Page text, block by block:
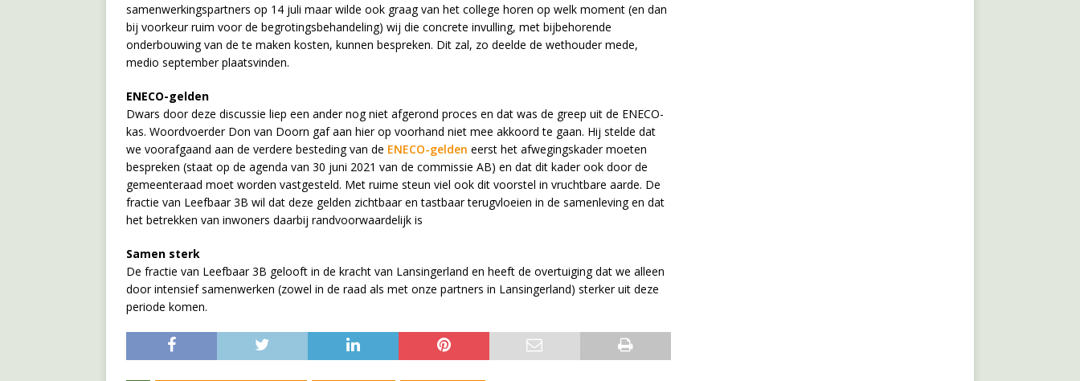
samenwerkingspartners op 14 juli maar wilde ook graag van het college horen op welk moment (en dan
bij voorkeur ruim voor de begrotingsbehandeling) wij die concrete invulling, met bijbehorende
onderbouwing van de te maken kosten, kunnen bespreken. Dit zal, zo deelde de wethouder mede,
medio september plaatsvinden.
ENECO-gelden
Dwars door deze discussie liep een ander nog niet afgerond proces en dat was de greep uit de ENECO-
kas. Woordvoerder Don van Doorn gaf aan hier op voorhand niet mee akkoord te gaan. Hij stelde dat
we voorafgaand aan de verdere besteding van de ENECO-gelden eerst het afwegingskader moeten
bespreken (staat op de agenda van 30 juni 2021 van de commissie AB) en dat dit kader ook door de
gemeenteraad moet worden vastgesteld. Met ruime steun viel ook dit voorstel in vruchtbare aarde. De
fractie van Leefbaar 3B wil dat deze gelden zichtbaar en tastbaar terugvloeien in de samenleving en dat
het betrekken van inwoners daarbij randvoorwaardelijk is
Samen sterk
De fractie van Leefbaar 3B gelooft in de kracht van Lansingerland en heeft de overtuiging dat we alleen
door intensief samenwerken (zowel in de raad als met onze partners in Lansingerland) sterker uit deze
periode komen.